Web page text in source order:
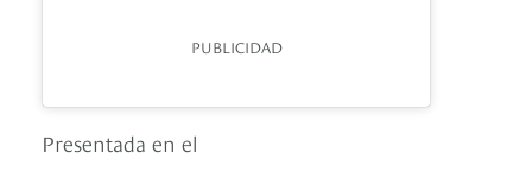
PUBLICIDAD
Presentada en el